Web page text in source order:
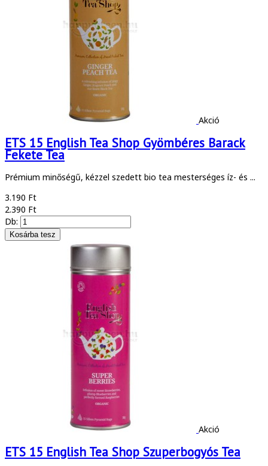
Akció
ETS 15 English Tea Shop Gyömbéres Barack
Fekete Tea
Prémium minőségű, kézzel szedett bio tea mesterséges íz- és ...
3.190 Ft
2.390 Ft
Db:
Akció
ETS 15 English Tea Shop Szuperbogyós Tea